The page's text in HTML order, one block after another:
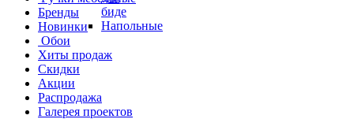
биде
Напольные
Бренды
Новинки
Обои
Хиты продаж
Скидки
Акции
Распродажа
Галерея проектов